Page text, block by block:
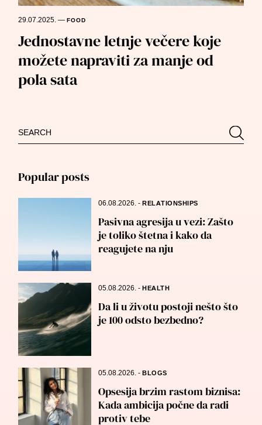
29.07.2025.—FOOD
Jednostavne letnje večere koje
možete napraviti za manje od
pola sata
Search
for:
Popular posts
06.08.2026.-RELATIONSHIPS
Pasivna agresija u vezi: Zašto
je toliko štetna i kako da
reagujete na nju
05.08.2026.-HEALTH
Da li u životu postoji nešto što
je 100 odsto bezbedno?
05.08.2026.-BLOGS
Opsesija brzim rastom biznisa:
Kada ambicija počne da radi
protiv tebe